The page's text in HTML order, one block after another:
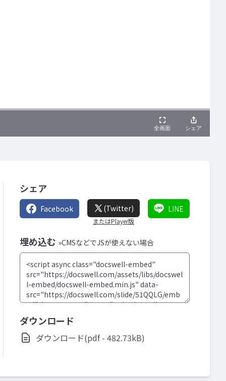
シェア
Facebook (Twitter)
またはPlayer版
LINE
埋め込む »CMSなどでJSが使えない場合
ダウンロード
ダウンロード(pdf - 482.73kB)